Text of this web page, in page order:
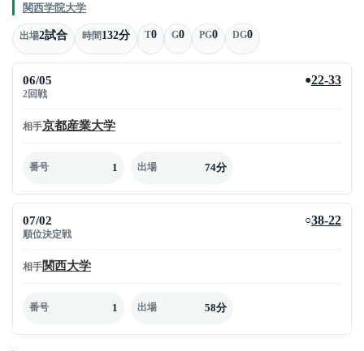
関西学院大学
出場2試合 時間132分 T0 G0 PG0 DG0
06/05
2回戦
●22-33
相手京都産業大学
番号 1 出場 74分
07/02
順位決定戦
○38-22
相手関西大学
番号 1 出場 58分